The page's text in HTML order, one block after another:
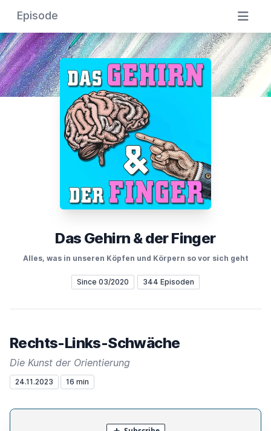
Episode
Das Gehirn & der Finger
Alles, was in unseren Köpfen und Körpern so vor sich geht
Since 03/2020 344 Episoden
Rechts-Links-Schwäche
Die Kunst der Orientierung
24.11.2023 16 min